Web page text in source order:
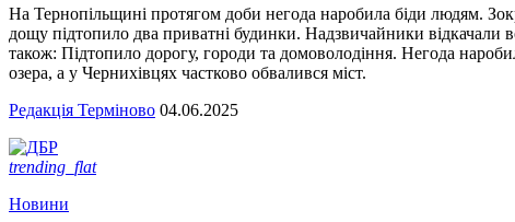
На Тернопільщині протягом доби негода наробила біди людям.
дощу підтопило два приватні будинки. Надзвичайники
також: Підтопило дорогу, городи та домоволодіння. Негода
озера, а у Чернихівцях частково обвалився міст.
Редакція Терміново 04.06.2025
trending_flat
Новини